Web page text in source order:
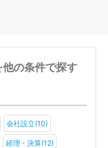
の条件で探す
会社設立(10)
経理・決算(12)